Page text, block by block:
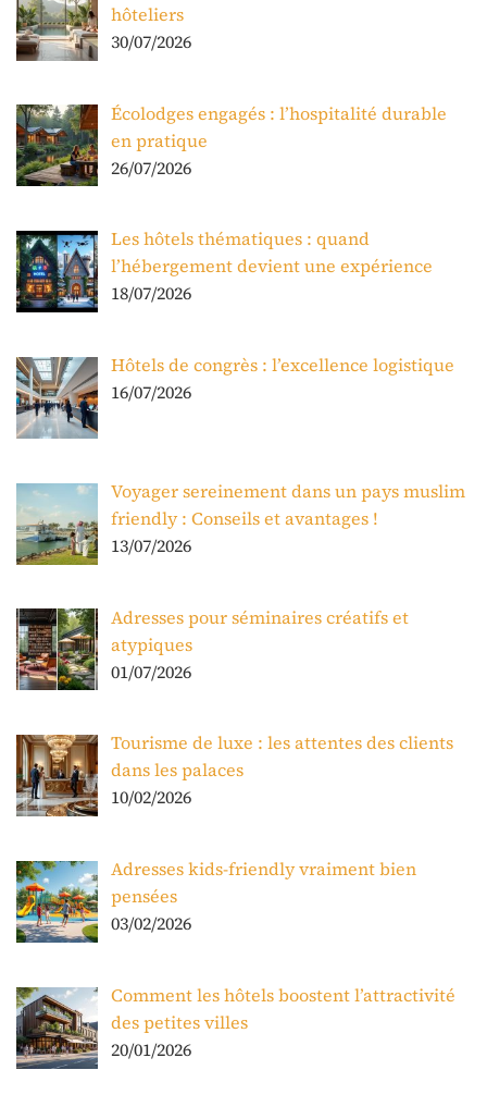
hôteliers
30/07/2026
Écolodges engagés : l’hospitalité durable
en pratique
26/07/2026
Les hôtels thématiques : quand
l’hébergement devient une expérience
18/07/2026
Hôtels de congrès : l’excellence logistique
16/07/2026
Voyager sereinement dans un pays muslim
friendly : Conseils et avantages !
13/07/2026
Adresses pour séminaires créatifs et
atypiques
01/07/2026
Tourisme de luxe : les attentes des clients
dans les palaces
10/02/2026
Adresses kids-friendly vraiment bien
pensées
03/02/2026
Comment les hôtels boostent l’attractivité
des petites villes
20/01/2026